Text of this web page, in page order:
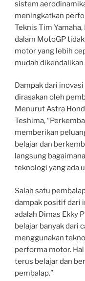
sistem
meningkatkan
Teknis Tim
dalam MotoGP
motor yang lebih
mudah
Dampak dari
dirasakan oleh
Menurut Astra
Teshima,
memberikan
belajar dan
langsung
teknologi yang ada
Salah satu
dampak positif dari
adalah Dimas Ekky
belajar banyak dari
menggunakan
performa motor.
terus belajar dan
pembalap.”